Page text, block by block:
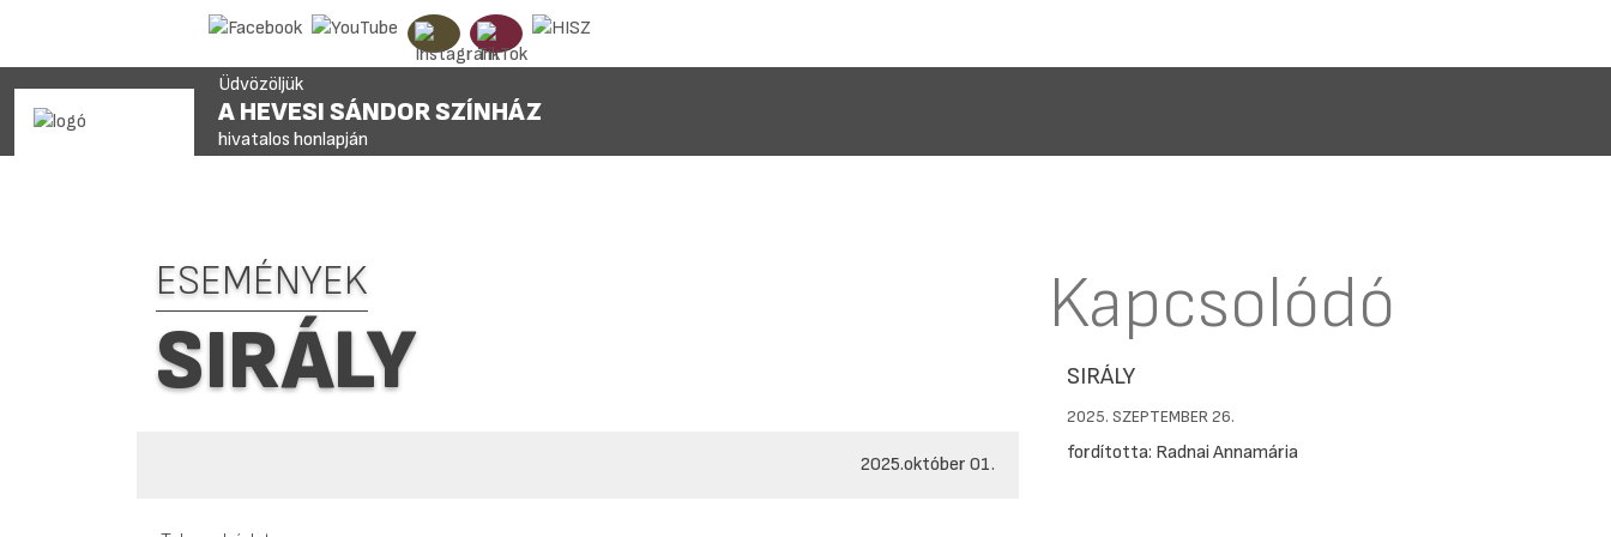
Üdvözöljük
A HEVESI SÁNDOR SZÍNHÁZ
hivatalos honlapján
ESEMÉNYEK
SIRÁLY
2025.október 01.
Kapcsolódó
SIRÁLY
2025. SZEPTEMBER 26.
fordította: Radnai Annamária